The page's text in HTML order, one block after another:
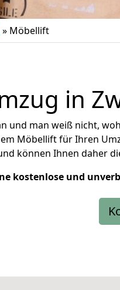
» Möbellift
in
und man weiß nicht,
Möbellift für Ihren
können Ihnen daher
kostenlose und